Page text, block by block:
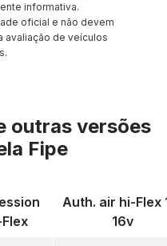
informativa.
oficial e não devem
avaliação de veículos
outras versões
Fipe
Auth. air hi-Flex
16v